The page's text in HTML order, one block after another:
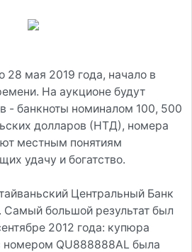
28 мая 2019 года, начало в
На аукционе будут
- банкноты номиналом 100, 500
долларов (НТД), номера
местным понятиям
удачу и богатство.
Центральный Банк
Самый большой результат был
2012 года: купюра
QU888888AL была